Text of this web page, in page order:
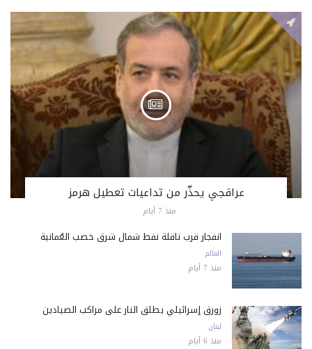
عراقجي يحذّر من تداعيات تعطيل هرمز
منذ 7 أيام
انفجار قرب ناقلة نفط شمال شرق خصب العُمانية
العالم
منذ 7 أيام
زورق إسرائيلي يطلق النار على مراكب الصيادين
لبنان
منذ 6 أيام